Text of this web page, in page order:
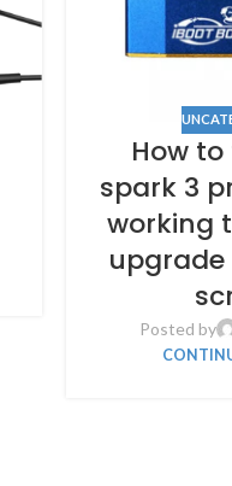
How to
spark 3
working
Posted by